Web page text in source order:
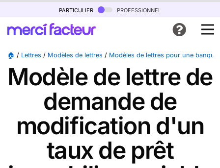
particulier professionnel
🏠 / Lettres / Modèles de lettres / Modèles de lettres pour une banque
Modèle de lettre de
demande de
modification d'un
taux de prêt